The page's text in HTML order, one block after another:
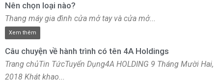
Nên chọn loại nào?
Thang máy gia đình cửa mở tay và cửa mở...
Xem thêm
Câu chuyện về hành trình có tên 4A Holdings
Trang chủTin TứcTuyển Dụng4A HOLDING 9 Tháng Mười Hai,
2018 Khát khao...